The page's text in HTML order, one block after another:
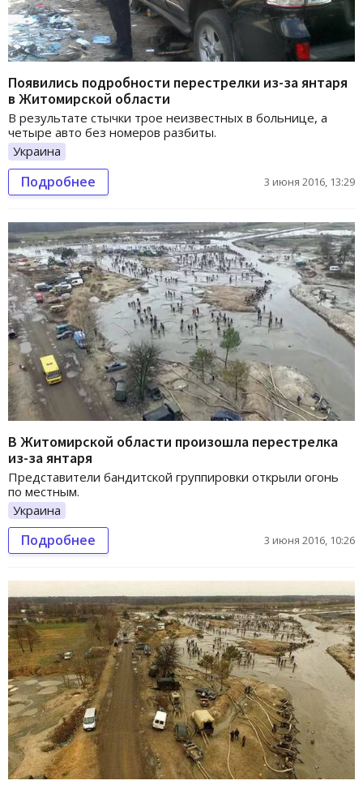
Появились подробности перестрелки из-за янтаря
в Житомирской области
В результате стычки трое неизвестных в больнице, а
четыре авто без номеров разбиты.
Украина
Подробнее 3 июня 2016, 13:29
В Житомирской области произошла перестрелка
из-за янтаря
Представители бандитской группировки открыли огонь
по местным.
Украина
Подробнее 3 июня 2016, 10:26